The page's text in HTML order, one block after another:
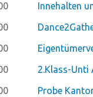
Innehalten
2.Klass-Unti
Probe